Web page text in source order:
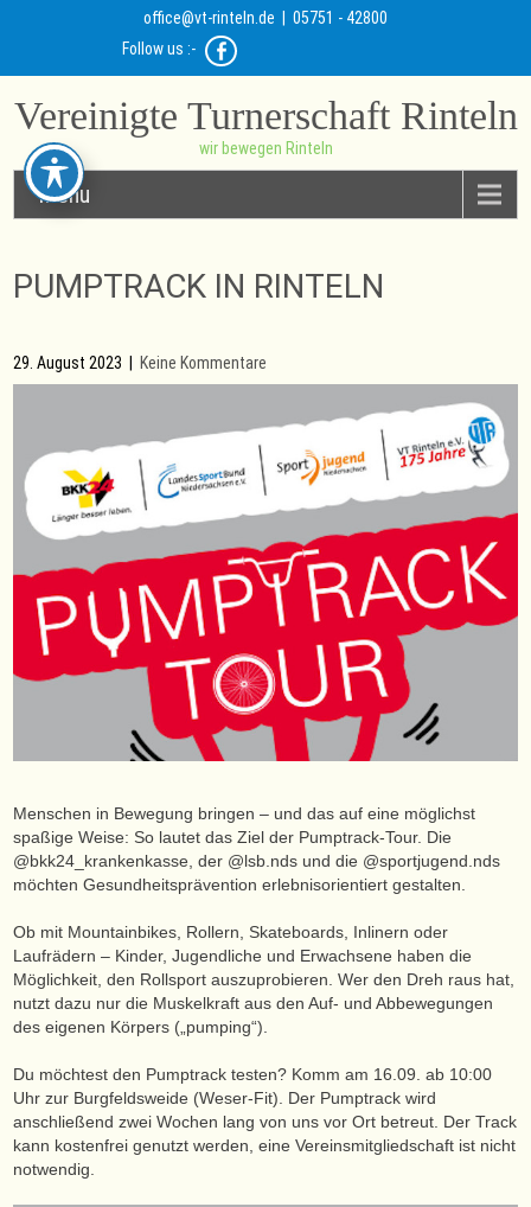
office@vt-rinteln.de | 05751 - 42800
Follow us :-
Vereinigte Turnerschaft Rinteln
wir bewegen Rinteln
Menu
PUMPTRACK IN RINTELN
29. August 2023 Keine Kommentare
Menschen in Bewegung bringen – und das auf eine möglichst
spaßige Weise: So lautet das Ziel der Pumptrack-Tour. Die
@‌bkk24_krankenkasse, der @‌lsb.nds und die @‌sportjugend.nds
möchten Gesundheitsprävention erlebnisorientiert gestalten.
Ob mit Mountainbikes, Rollern, Skateboards, Inlinern oder
Laufrädern – Kinder, Jugendliche und Erwachsene haben die
Möglichkeit, den Rollsport auszuprobieren. Wer den Dreh raus hat,
nutzt dazu nur die Muskelkraft aus den Auf- und Abbewegungen
des eigenen Körpers („pumping“).
Du möchtest den Pumptrack testen? Komm am 16.09. ab 10:00
Uhr zur Burgfeldsweide (Weser-Fit). Der Pumptrack wird
anschließend zwei Wochen lang von uns vor Ort betreut. Der Track
kann kostenfrei genutzt werden, eine Vereinsmitgliedschaft ist nicht
notwendig.